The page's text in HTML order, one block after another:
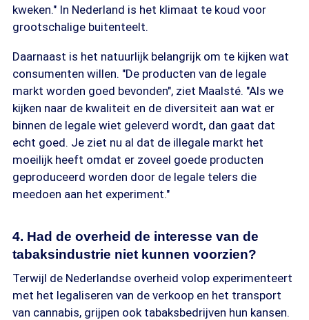
kweken." In Nederland is het klimaat te koud voor
grootschalige buitenteelt.
Daarnaast is het natuurlijk belangrijk om te kijken wat
consumenten willen. "De producten van de legale
markt worden goed bevonden", ziet Maalsté. "Als we
kijken naar de kwaliteit en de diversiteit aan wat er
binnen de legale wiet geleverd wordt, dan gaat dat
echt goed. Je ziet nu al dat de illegale markt het
moeilijk heeft omdat er zoveel goede producten
geproduceerd worden door de legale telers die
meedoen aan het experiment."
4. Had de overheid de interesse van de
tabaksindustrie niet kunnen voorzien?
Terwijl de Nederlandse overheid volop experimenteert
met het legaliseren van de verkoop en het transport
van cannabis, grijpen ook tabaksbedrijven hun kansen.